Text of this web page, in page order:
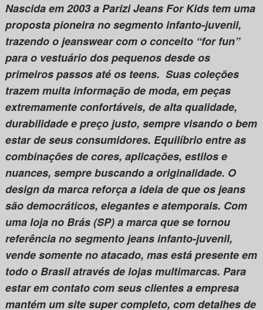
Nascida em 2003 a Parizi Jeans For Kids tem uma
proposta pioneira no segmento infanto-juvenil,
trazendo o jeanswear com o conceito “for fun”
para o vestuário dos pequenos desde os
primeiros passos até os teens. Suas coleções
trazem muita informação de moda, em peças
extremamente confortáveis, de alta qualidade,
durabilidade e preço justo, sempre visando o bem
estar de seus consumidores. Equilíbrio entre as
combinações de cores, aplicações, estilos e
nuances, sempre buscando a originalidade. O
design da marca reforça a ideia de que os jeans
são democráticos, elegantes e atemporais. Com
uma loja no Brás (SP) a marca que se tornou
referência no segmento jeans infanto-juvenil,
vende somente no atacado, mas está presente em
todo o Brasil através de lojas multimarcas. Para
estar em contato com seus clientes a empresa
mantém um site super completo, com detalhes de